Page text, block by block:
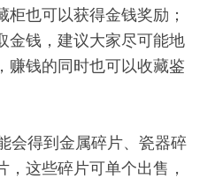
也可以获得金钱奖励；
金钱，建议大家尽可能地
赚钱的同时也可以收藏鉴
会得到金属碎片、瓷器碎
这些碎片可单个出售，